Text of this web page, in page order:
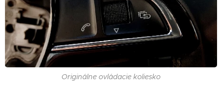
Originálne ovládacie koliesko